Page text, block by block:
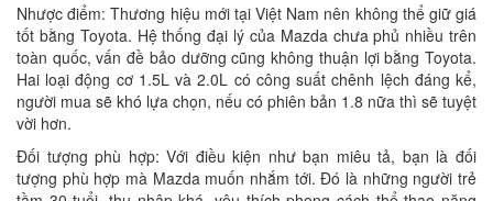
Nhược điểm: Thương hiệu mới tại Việt Nam nên không thể giữ giá
tốt bằng Toyota. Hệ thống đại lý của Mazda chưa phủ nhiều trên
toàn quốc, vấn đề bảo dưỡng cũng không thuận lợi bằng Toyota.
Hai loại động cơ 1.5L và 2.0L có công suất chênh lệch đáng kể,
người mua sẽ khó lựa chọn, nếu có phiên bản 1.8 nữa thì sẽ tuyệt
vời hơn.
Đối tượng phù hợp: Với điều kiện như bạn miêu tả, bạn là đối
tượng phù hợp mà Mazda muốn nhắm tới. Đó là những người trẻ